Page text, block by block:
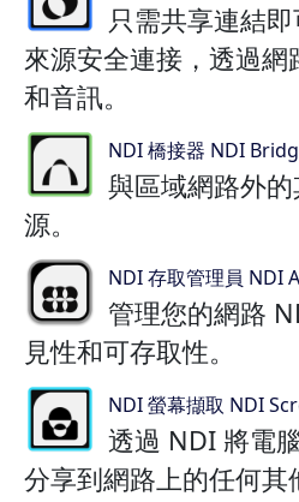
只需共享連結
來源安全連接，透過
和音訊。
NDI 橋接器 NDI
與區域網路外
源。
NDI 存取管理員 NDI
管理您的網路
見性和可存取性。
NDI 螢幕擷取 NDI
透過 NDI 將電
分享到網路上的任何其